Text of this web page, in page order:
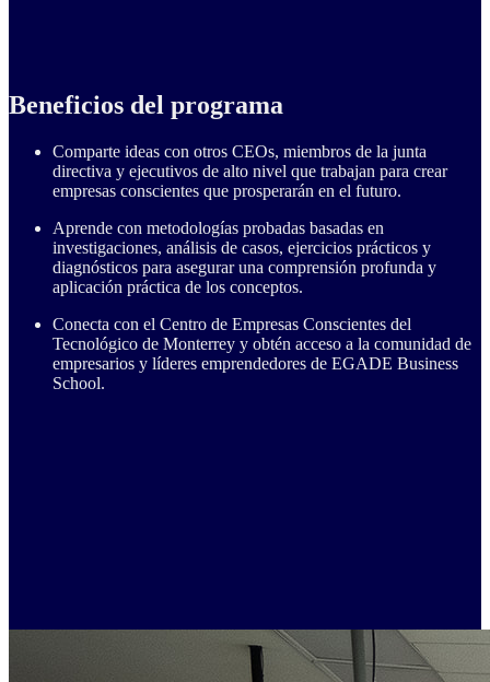
Beneficios del programa
Comparte ideas con otros CEOs, miembros de la junta
directiva y ejecutivos de alto nivel que trabajan para crear
empresas conscientes que prosperarán en el futuro.
Aprende con metodologías probadas basadas en
investigaciones, análisis de casos, ejercicios prácticos y
diagnósticos para asegurar una comprensión profunda y
aplicación práctica de los conceptos.
Conecta con el Centro de Empresas Conscientes del
Tecnológico de Monterrey y obtén acceso a la comunidad de
empresarios y líderes emprendedores de EGADE Business
School.